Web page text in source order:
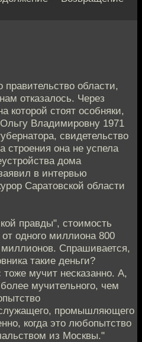
правительство области,
отказалось. Через
которой стоят особняки,
Владимировну 1971
свидетельство
строения она не успела
дома
в интервью
Саратовской области
правды", стоимость
одного миллиона 800
Спрашивается,
такие деньги?
тоже мучит несказанно. А,
мучительного, чем
промышляющего
когда это любопытство
из Москвы."